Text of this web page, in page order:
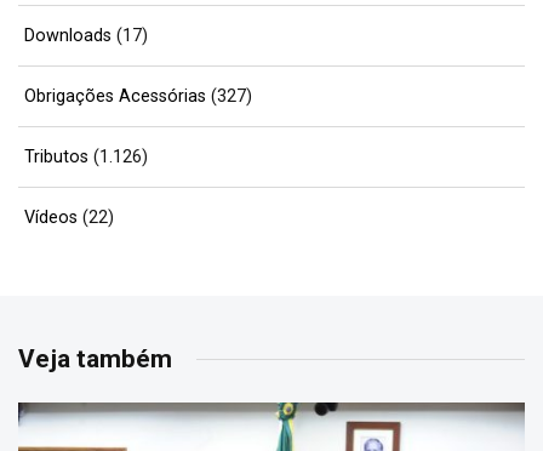
Downloads (17)
Obrigações Acessórias (327)
Tributos (1.126)
Vídeos (22)
Veja também